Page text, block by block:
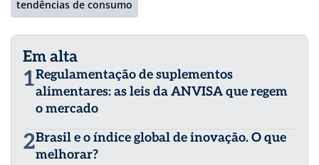
tendências de consumo
Em alta
1Regulamentação de suplementos
alimentares: as leis da ANVISA que regem
o mercado
2Brasil e o índice global de inovação. O que
melhorar?